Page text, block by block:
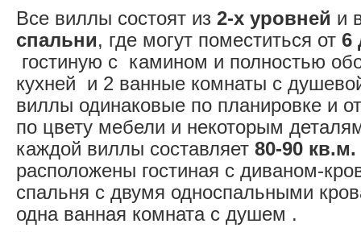
Все виллы состоят из 2-х уровней и
спальни, где могут поместиться от 6
гостиную с камином и полностью
кухней и 2 ванные комнаты с
виллы одинаковые по планировке и
по цвету мебели и некоторым
каждой виллы составляет 80-90 кв.м.
расположены гостиная с диваном-
спальня c двумя односпальными
одна ванная комната с душем .